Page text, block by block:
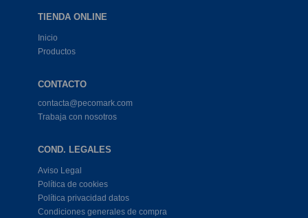
TIENDA ONLINE
Inicio
Productos
CONTACTO
contacta@pecomark.com
Trabaja con nosotros
COND. LEGALES
Aviso Legal
Política de cookies
Política privacidad datos
Condiciones generales de compra